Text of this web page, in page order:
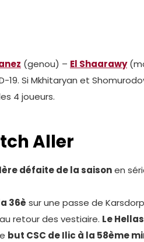
(genou) – El Shaarawy
19. Si Mkhitaryan et
4 joueurs.
Aller
défaite de la saisonen
36è sur une passe de
retour des vestiaire. Le
but CSC de Ilic à la 58ème